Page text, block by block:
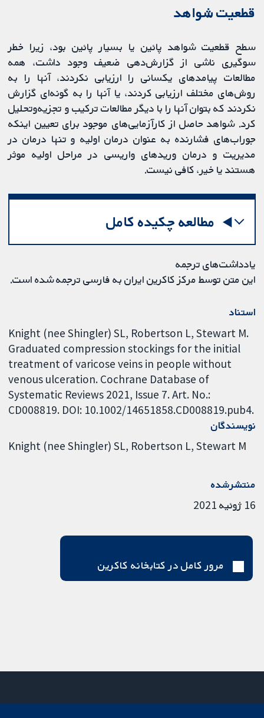
قطعیت شواهد
سطح قطعیت شواهد پائین یا بسیار پائین بود، زیرا خطر
سوگیری ناشی از گزارش‌دهی ضعیف وجود داشت، همه
مطالعات پیامدهای یکسانی را ارزیابی نکردند، آنها را به
روش‌های مختلف ارزیابی کردند، یا آنها را به گونه‌ای گزارش
نکردند که بتوان آنها را با دیگر مطالعات ترکیب و تجزیه‌وتحلیل
کرد. شواهد حاصل از کارآزمایی‌های موجود برای تعیین اینکه
جوراب‌های فشارنده به عنوان درمان اولیه و تنها درمان در
مدیریت و درمان وریدهای واریسی در مراحل اولیه موثر
هستند یا خیر، کافی نیست.
مطالعه چکیده کامل
یادداشت‌های ترجمه
این متن توسط مرکز کاکرین ایران به فارسی ترجمه شده است.
استناد
Knight (nee Shingler) SL, Robertson L, Stewart M.
Graduated compression stockings for the initial
treatment of varicose veins in people without
venous ulceration. Cochrane Database of
Systematic Reviews 2021, Issue 7. Art. No.:
CD008819. DOI: 10.1002/14651858.CD008819.pub4.
نویسندگان
Knight (nee Shingler) SL Robertson L Stewart M
منتشرشده
16 ژوئیه 2021
مرور کامل در کتابخانه کاکرین